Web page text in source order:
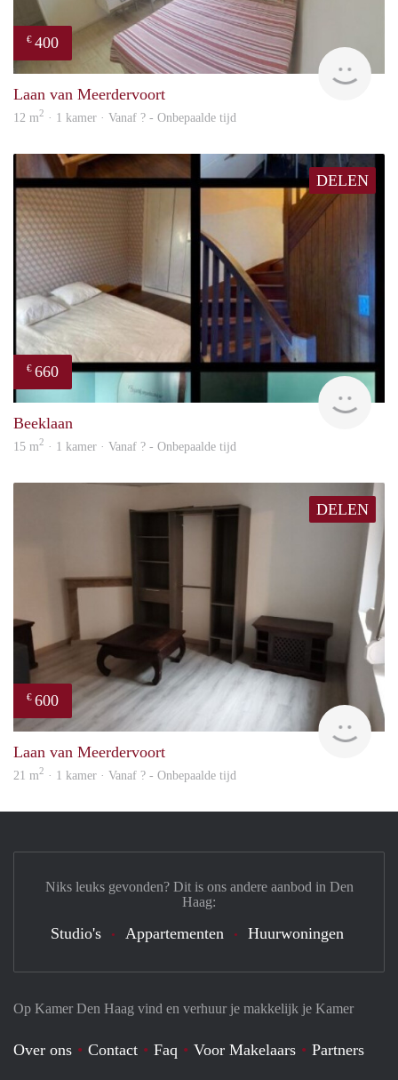
€ 400
Laan van Meerdervoort
12 m2 · 1 kamer · Vanaf ? - Onbepaalde tijd
DELEN
€ 660
Beeklaan
15 m2 · 1 kamer · Vanaf ? - Onbepaalde tijd
DELEN
€ 600
Laan van Meerdervoort
21 m2 · 1 kamer · Vanaf ? - Onbepaalde tijd
Op Kamer Den Haag vind en verhuur je makkelijk je Kamer
Over ons Contact Faq Voor Makelaars
Partners
Niks leuks gevonden? Dit is ons andere aanbod in Den
Haag:
Studio's Appartementen Huurwoningen